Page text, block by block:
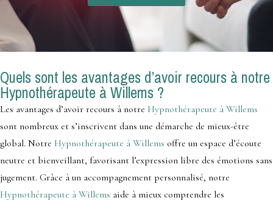
Quels sont les avantages d’avoir recours à notre
Hypnothérapeute à Willems ?
Les avantages d’avoir recours à notre Hypnothérapeute à Willems
sont nombreux et s’inscrivent dans une démarche de mieux-être
global. Notre Hypnothérapeute à Willems offre un espace d’écoute
neutre et bienveillant, favorisant l’expression libre des émotions sans
jugement. Grâce à un accompagnement personnalisé, notre
Hypnothérapeute à Willems aide à mieux comprendre les